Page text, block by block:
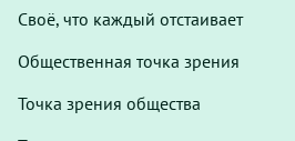
Своё, что каждый отстаивает
Общественная точка зрения
Точка зрения общества